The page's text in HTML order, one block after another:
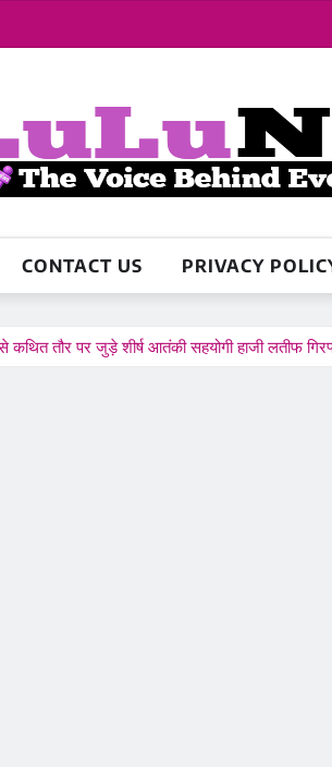
CONTACT US PRIVACY
तौर पर जुड़े शीर्ष आतंकी सहयोगी हाजी लतीफ